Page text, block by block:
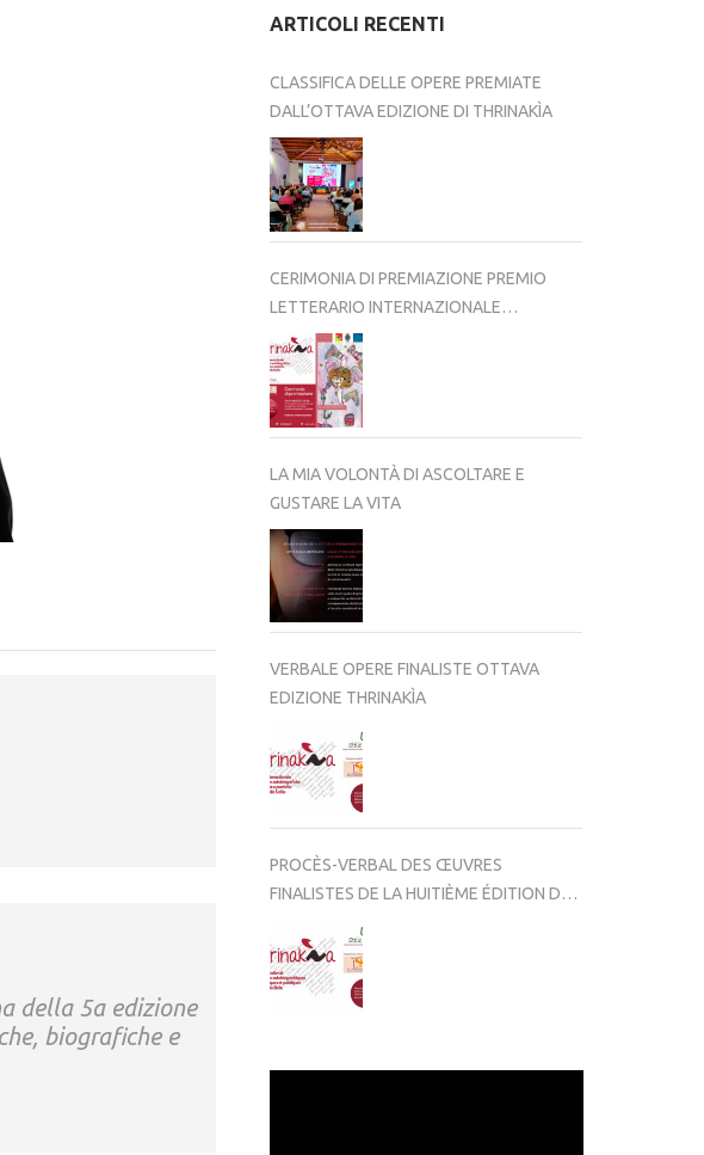
della 5a edizione
biografiche e
ARTICOLI RECENTI
CLASSIFICA DELLE OPERE PREMIATE
DALL’OTTAVA EDIZIONE DI THRINAKÌA
CERIMONIA DI PREMIAZIONE PREMIO
LETTERARIO INTERNAZIONALE
THRINAKÌA – VIII EDIZIONE 2025-2026
LA MIA VOLONTÀ DI ASCOLTARE E
GUSTARE LA VITA
VERBALE OPERE FINALISTE OTTAVA
EDIZIONE THRINAKÌA
PROCÈS-VERBAL DES ŒUVRES
FINALISTES DE LA HUITIÈME ÉDITION DE